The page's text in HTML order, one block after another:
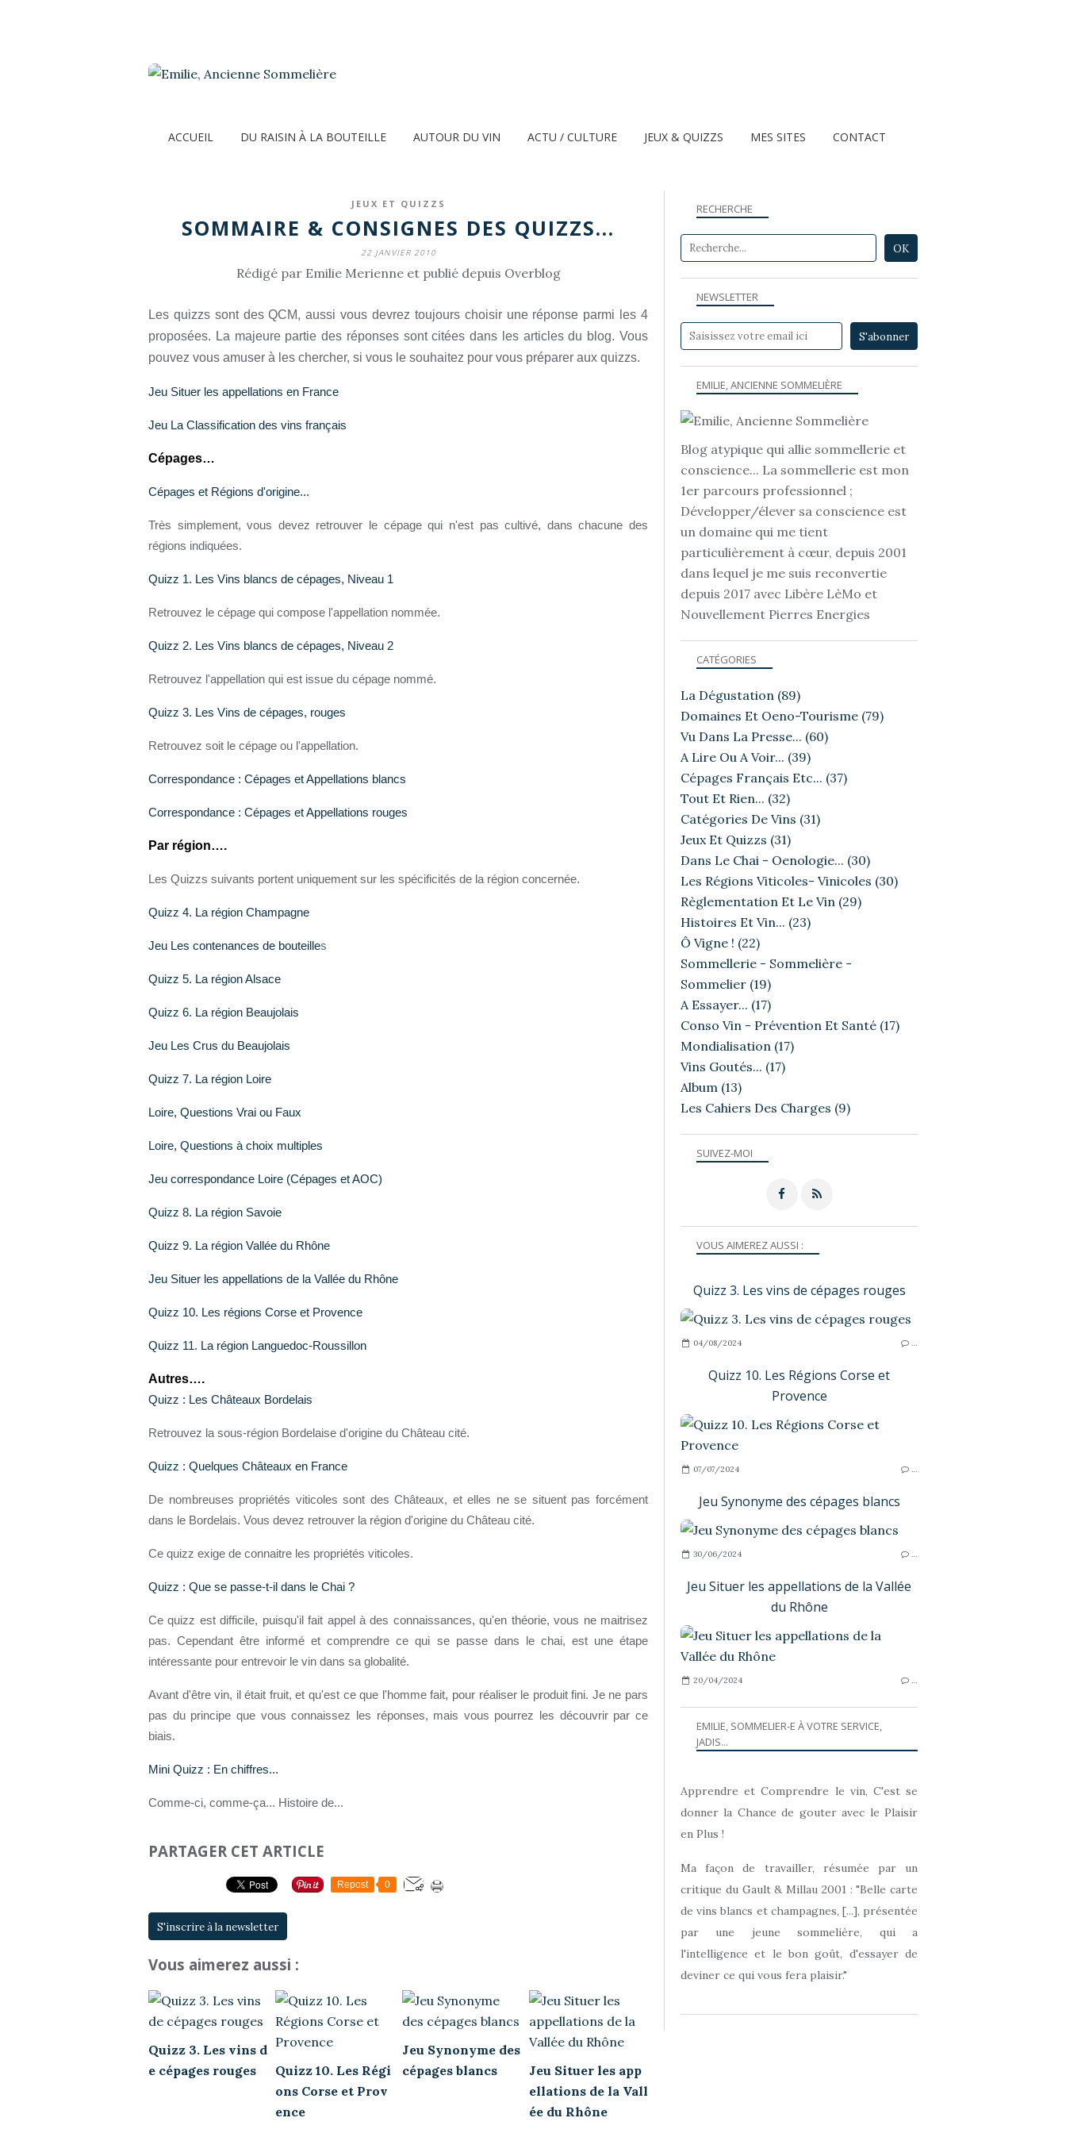
ACCUEIL DU RAISIN À LA BOUTEILLE AUTOUR DU VIN ACTU / CULTURE JEUX & QUIZZS MES SITES CONTACT
JEUX ET QUIZZS
SOMMAIRE & CONSIGNES DES QUIZZS...
22 JANVIER 2010
Rédigé par Emilie Merienne et publié depuis Overblog
Les quizzs sont des QCM, aussi vous devrez toujours choisir une réponse parmi les 4
proposées. La majeure partie des réponses sont citées dans les articles du blog. Vous
pouvez vous amuser à les chercher, si vous le souhaitez pour vous préparer aux quizzs.
Jeu Situer les appellations en France
Jeu La Classification des vins français
Cépages…
Cépages et Régions d'origine...
Très simplement, vous devez retrouver le cépage qui n'est pas cultivé, dans chacune des
régions indiquées.
Quizz 1. Les Vins blancs de cépages, Niveau 1
Retrouvez le cépage qui compose l'appellation nommée.
Quizz 2. Les Vins blancs de cépages, Niveau 2
Retrouvez l'appellation qui est issue du cépage nommé.
Quizz 3. Les Vins de cépages, rouges
Retrouvez soit le cépage ou l'appellation.
Correspondance : Cépages et Appellations blancs
Correspondance : Cépages et Appellations rouges
Par région….
Les Quizzs suivants portent uniquement sur les spécificités de la région concernée.
Quizz 4. La région Champagne
Jeu Les contenances de bouteilles
Quizz 5. La région Alsace
Quizz 6. La région Beaujolais
Jeu Les Crus du Beaujolais
Quizz 7. La région Loire
Loire, Questions Vrai ou Faux
Loire, Questions à choix multiples
Jeu correspondance Loire (Cépages et AOC)
Quizz 8. La région Savoie
Quizz 9. La région Vallée du Rhône
Jeu Situer les appellations de la Vallée du Rhône
Quizz 10. Les régions Corse et Provence
Quizz 11. La région Languedoc-Roussillon
Autres….
Quizz : Les Châteaux Bordelais
Retrouvez la sous-région Bordelaise d'origine du Château cité.
Quizz : Quelques Châteaux en France
De nombreuses propriétés viticoles sont des Châteaux, et elles ne se situent pas forcément
dans le Bordelais. Vous devez retrouver la région d'origine du Château cité.
Ce quizz exige de connaitre les propriétés viticoles.
Quizz : Que se passe-t-il dans le Chai ?
Ce quizz est difficile, puisqu'il fait appel à des connaissances, qu'en théorie, vous ne maitrisez
pas. Cependant être informé et comprendre ce qui se passe dans le chai, est une étape
intéressante pour entrevoir le vin dans sa globalité.
Avant d'être vin, il était fruit, et qu'est ce que l'homme fait, pour réaliser le produit fini. Je ne pars
pas du principe que vous connaissez les réponses, mais vous pourrez les découvrir par ce
biais.
Mini Quizz : En chiffres...
Comme-ci, comme-ça... Histoire de...
PARTAGER CET ARTICLE
Repost 0
S'inscrire à la newsletter
Vous aimerez aussi :
Quizz 3. Les vins d
e cépages rouges
Quizz 10. Les Régi
ons Corse et Prov
ence
Jeu Synonyme des
cépages blancs
Jeu Situer les app
ellations de la Vall
ée du Rhône
NEWSLETTER
SUIVEZ-MOI
RECHERCHE
EMILIE, ANCIENNE SOMMELIÈRE
Blog atypique qui allie sommellerie et
conscience... La sommellerie est mon
1er parcours professionnel ;
Développer/élever sa conscience est
un domaine qui me tient
particulièrement à cœur, depuis 2001
dans lequel je me suis reconvertie
depuis 2017 avec Libère LèMo et
Nouvellement Pierres Energies
VOUS AIMEREZ AUSSI :
Quizz 3. Les vins de cépages rouges
04/08/2024 …
Quizz 10. Les Régions Corse et
Provence
07/07/2024 …
Jeu Synonyme des cépages blancs
30/06/2024 …
Jeu Situer les appellations de la Vallée
du Rhône
20/04/2024 …
CATÉGORIES
La Dégustation (89)
Domaines Et Oeno-Tourisme (79)
Vu Dans La Presse... (60)
A Lire Ou A Voir... (39)
Cépages Français Etc... (37)
Tout Et Rien... (32)
Catégories De Vins (31)
Jeux Et Quizzs (31)
Dans Le Chai - Oenologie... (30)
Les Régions Viticoles- Vinicoles (30)
Règlementation Et Le Vin (29)
Histoires Et Vin... (23)
Ô Vigne ! (22)
Sommellerie - Sommelière -
Sommelier (19)
A Essayer... (17)
Conso Vin - Prévention Et Santé (17)
Mondialisation (17)
Vins Goutés... (17)
Album (13)
Les Cahiers Des Charges (9)
EMILIE, SOMMELIER-E À VOTRE SERVICE,
JADIS...
Apprendre et Comprendre le vin, C'est se
donner la Chance de gouter avec le Plaisir
en Plus !
Ma façon de travailler, résumée par un
critique du Gault & Millau 2001 : "Belle carte
de vins blancs et champagnes, [...], présentée
par une jeune sommelière, qui a
l'intelligence et le bon goût, d'essayer de
deviner ce qui vous fera plaisir."